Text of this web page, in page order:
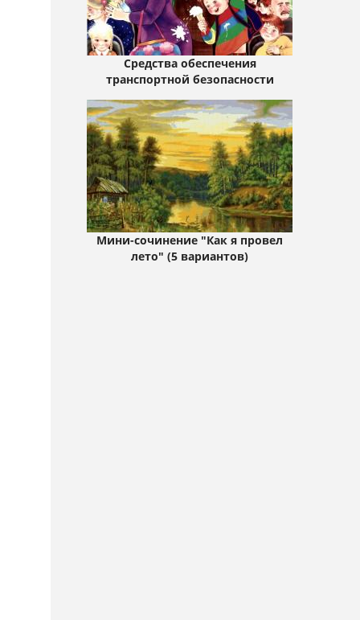
Средства обеспечения
транспортной безопасности
Мини-сочинение "Как я провел
лето" (5 вариантов)